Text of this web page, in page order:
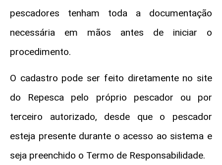
pescadores tenham toda a documentação
necessária em mãos antes de iniciar o
procedimento.
O cadastro pode ser feito diretamente no site
do Repesca pelo próprio pescador ou por
terceiro autorizado, desde que o pescador
esteja presente durante o acesso ao sistema e
seja preenchido o Termo de Responsabilidade.